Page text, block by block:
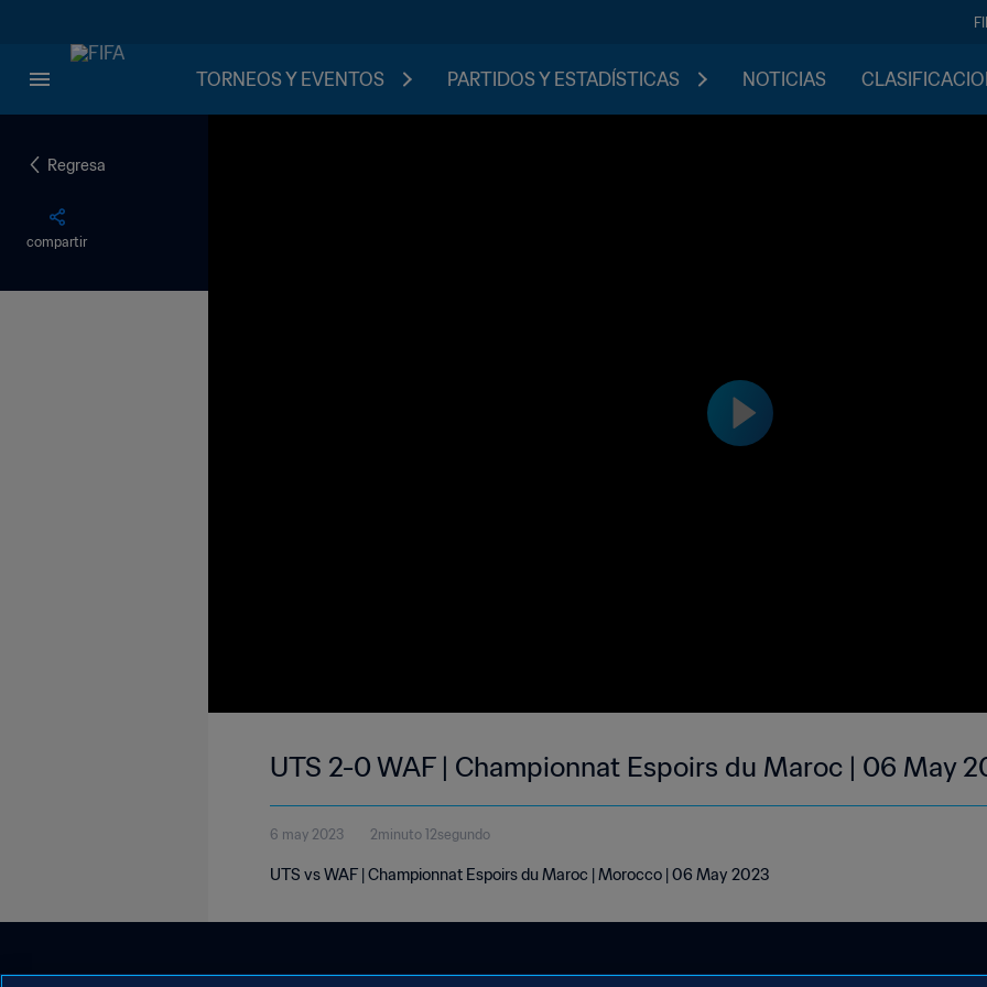
TORNEOS Y EVENTOS PARTIDOS Y ESTADÍSTICAS NOTICIAS
Regresa
compartir
UTS 2-0 WAF | Championnat Espoirs du Maroc | 06 May
6 may 2023 2minuto 12segundo
UTS vs WAF | Championnat Espoirs du Maroc | Morocco | 06 May 2023